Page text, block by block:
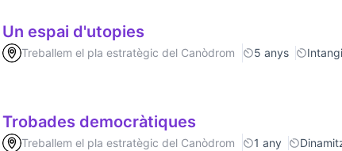
Un espai d'utopies
Treballem el pla estratègic del Canòdrom 5 anys
Trobades democràtiques
Treballem el pla estratègic del Canòdrom 1 any